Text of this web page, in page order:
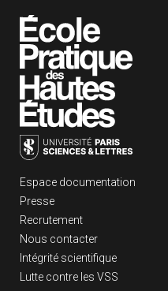
Liens footer
Espace documentation
Presse
Recrutement
Nous contacter
Intégrité scientifique
Lutte contre les VSS